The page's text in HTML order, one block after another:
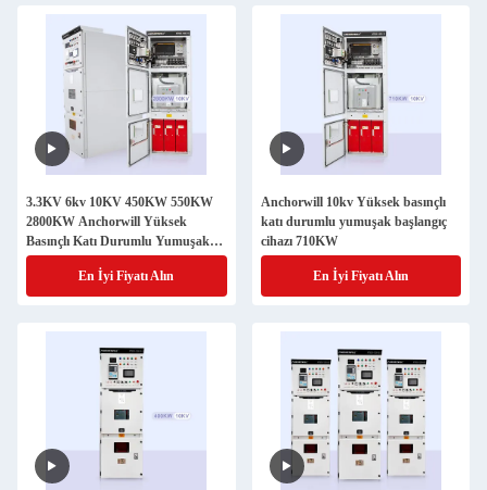
3.3KV 6kv 10KV 450KW 550KW
2800KW Anchorwill Yüksek
Basınçlı Katı Durumlu Yumuşak
Başlatma Aygıtı Motor için
yumuşak motorEn İyi Fiyatı Alın
Anchorwill 10kv Yüksek basınçlı
katı durumlu yumuşak başlangıç
cihazı 710KW
En İyi Fiyatı Alın